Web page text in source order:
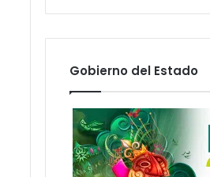
Gobierno del Estado